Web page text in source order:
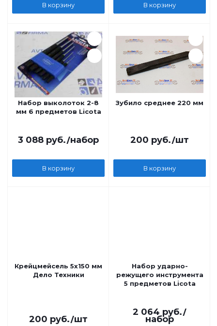
В корзину В корзину
Набор выколоток 2-8
мм 6 предметов Licota
3 088 руб./набор
В корзину
Зубило среднее 220 мм
200 руб./шт
В корзину
Крейцмейсель 5х150 мм
Дело Техники
200 руб./шт
Набор ударно-
режущего инструмента
5 предметов Licota
2 064 руб./
набор